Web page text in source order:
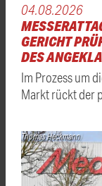
04.08.2026
GERICHT
DES
Im Prozess um
Markt rückt der
Thomas Heckmann